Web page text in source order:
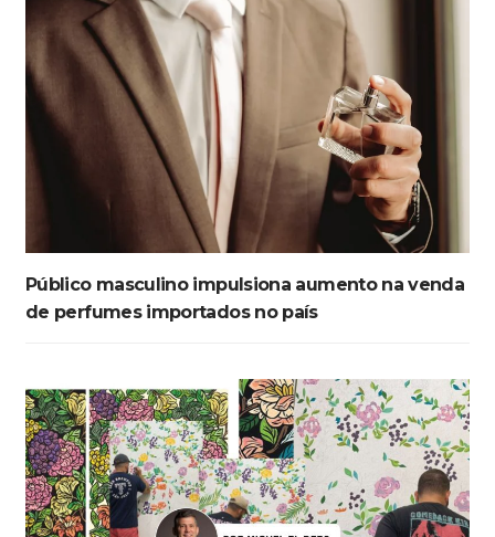
Público masculino impulsiona aumento na venda
de perfumes importados no país